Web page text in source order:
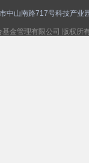
中山南路717号科技产业
金管理有限公司 版权所